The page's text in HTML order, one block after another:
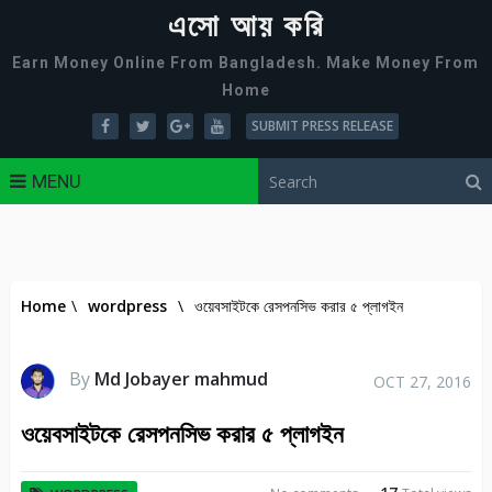
এসো আয় করি
Earn Money Online From Bangladesh. Make Money From
Home
SUBMIT PRESS RELEASE
MENU
Home \ wordpress \ ওয়েবসাইটকে রেসপনসিভ করার ৫ প্লাগইন
By Md Jobayer mahmud OCT 27, 2016
ওয়েবসাইটকে রেসপনসিভ করার ৫ প্লাগইন